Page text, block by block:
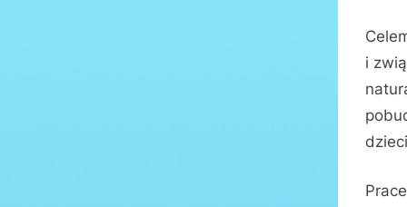
i